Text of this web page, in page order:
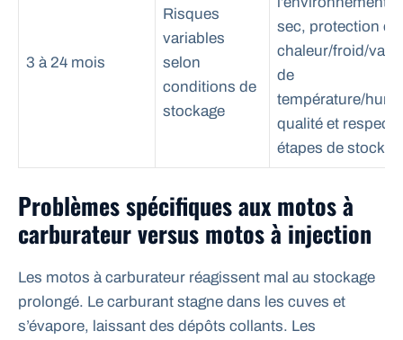
3 à 24 mois
Risques
variables
selon
conditions de
stockage
sec, protection
chaleur/froid/
de
température/
qualité et respect
étapes de
Problèmes spécifiques aux motos à
carburateur versus motos à injection
Les motos à carburateur réagissent mal au stockage
prolongé. Le carburant stagne dans les cuves et
s’évapore, laissant des dépôts collants. Les